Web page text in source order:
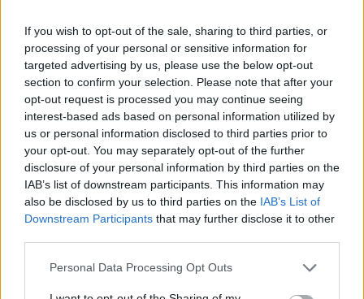
If you wish to opt-out of the sale, sharing to third parties, or
processing of your personal or sensitive information for
targeted advertising by us, please use the below opt-out
section to confirm your selection. Please note that after your
opt-out request is processed you may continue seeing
interest-based ads based on personal information utilized by
us or personal information disclosed to third parties prior to
your opt-out. You may separately opt-out of the further
disclosure of your personal information by third parties on the
IAB’s list of downstream participants. This information may
also be disclosed by us to third parties on the IAB’s List of
Downstream Participants that may further disclose it to other
Please note that this website/app uses one or more Google
Personal Data Processing Opt Outs
Kövess minket, és értesülj a friss hírekről a
Facebookon is!
Követem